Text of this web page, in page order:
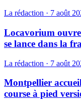
La rédaction · 7 août
Locavorium ouvre
se lance dans la
La rédaction · 7 août
Montpellier
course à pied